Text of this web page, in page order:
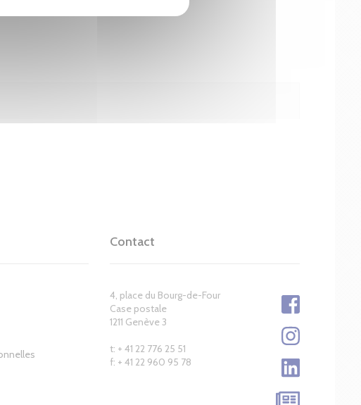
Contact
4, place du Bourg-de-Four
Case postale
1211 Genève 3
t: + 41 22 776 25 51
f: + 41 22 960 95 78